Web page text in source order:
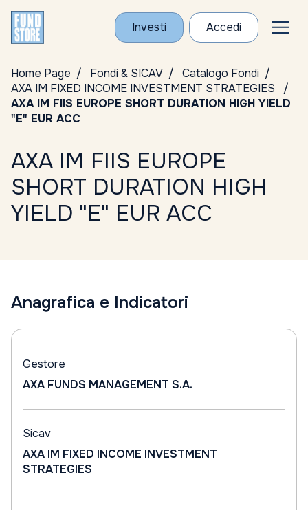
Investi Accedi
Home Page Fondi & SICAV
Catalogo Fondi
AXA IM FIXED INCOME INVESTMENT STRATEGIES
AXA IM FIIS EUROPE SHORT DURATION HIGH YIELD
"E" EUR ACC
AXA IM FIIS EUROPE
SHORT DURATION HIGH
YIELD "E" EUR ACC
Anagrafica e Indicatori
Gestore
AXA FUNDS MANAGEMENT S.A.
Sicav
AXA IM FIXED INCOME INVESTMENT
STRATEGIES